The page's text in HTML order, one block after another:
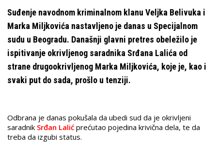
Suđenje navodnom kriminalnom klanu Veljka Belivuka i
Marka Miljkovića nastavljeno je danas u Specijalnom
sudu u Beogradu. Današnji glavni pretres obeležilo je
ispitivanje okrivljenog saradnika Srđana Lalića od
strane drugookrivljenog Marka Miljkovića, koje je, kao i
svaki put do sada, prošlo u tenziji.
Odbrana je danas pokušala da ubedi sud da je okrivljeni
saradnik Srđan Lalić prećutao pojedina krivična dela, te da
treba da izgubi status.